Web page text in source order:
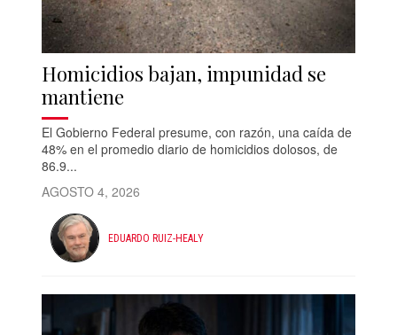
Homicidios bajan, impunidad se
mantiene
El Gobierno Federal presume, con razón, una caída de
48% en el promedio diario de homicidios dolosos, de
86.9...
AGOSTO 4, 2026
EDUARDO RUIZ-HEALY